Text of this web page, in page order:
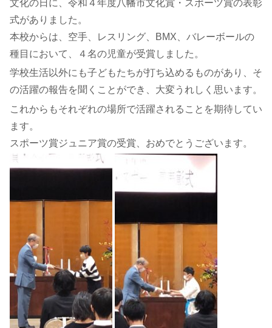
文化の日に、令和４年度八幡市文化賞・スポーツ賞の表彰
式がありました。
本校からは、空手、レスリング、BMX、バレーボールの
種目において、４名の児童が受賞しました。
学校生活以外にも子どもたちが打ち込めるものがあり、そ
の活躍の報告を聞くことができ、大変うれしく思います。
これからもそれぞれの場所で活躍されることを期待してい
ます。
スポーツ賞ジュニア賞の受賞、おめでとうございます。